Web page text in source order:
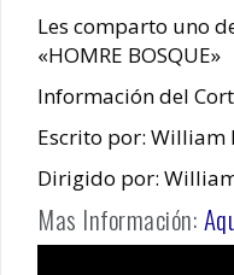
Les comparto uno
«HOMRE BOSQUE»
Información del
Escrito por: William
Dirigido por:
Mas Información: